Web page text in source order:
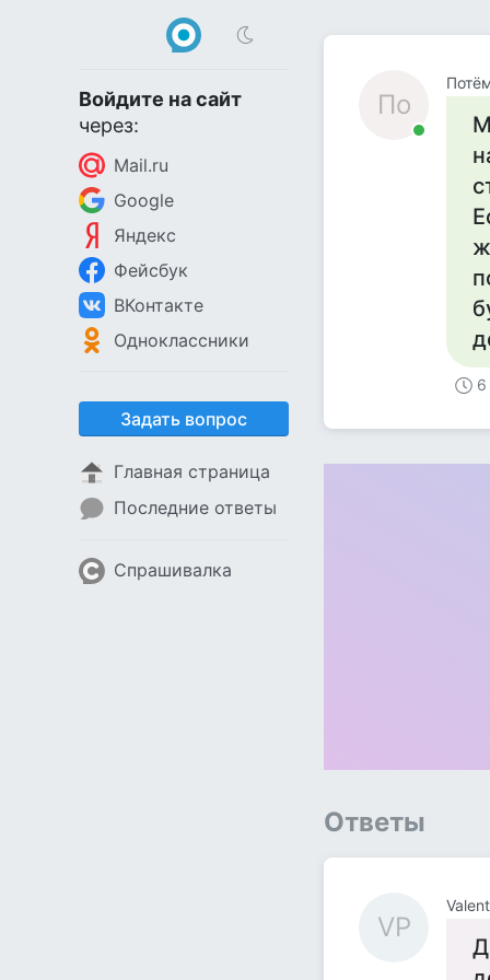
Войдите на сайт
через:
Mail.ru
Google
Яндекс
Фейсбук
ВКонтакте
Одноклассники
Задать вопрос
Главная страница
Последние ответы
Спрашивалка
По
6
Ответы
VP